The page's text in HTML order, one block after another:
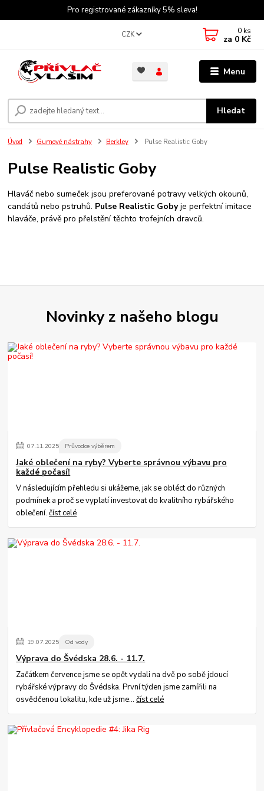
Pro registrované zákazníky 5% sleva!
Menu
CZK
Hledat
0 ks
za 0 Kč
Úvod Gumové nástrahy Berkley Pulse Realistic Goby
Pulse Realistic Goby
Hlaváč nebo sumeček jsou preferované potravy velkých okounů,
candátů nebo pstruhů. Pulse Realistic Gobyje perfektní imitace
hlaváče, právě pro přelstění těchto trofejních dravců.
Novinky z našeho blogu
07.11.2025 Průvodce výběrem
Jaké oblečení na ryby? Vyberte správnou výbavu pro
každé počasí!
V následujícím přehledu si ukážeme, jak se obléct do různých
podmínek a proč se vyplatí investovat do kvalitního rybářského
oblečení.číst celé
19.07.2025 Od vody
Výprava do Švédska 28.6. - 11.7.
Začátkem července jsme se opět vydali na dvě po sobě jdoucí
rybářské výpravy do Švédska. První týden jsme zamířili na
osvědčenou lokalitu, kde už jsme...číst celé